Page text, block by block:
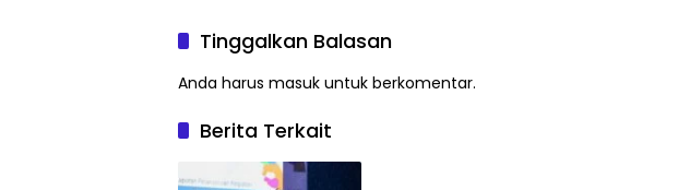
Tinggalkan Balasan
Anda harus masuk untuk berkomentar.
Berita Terkait